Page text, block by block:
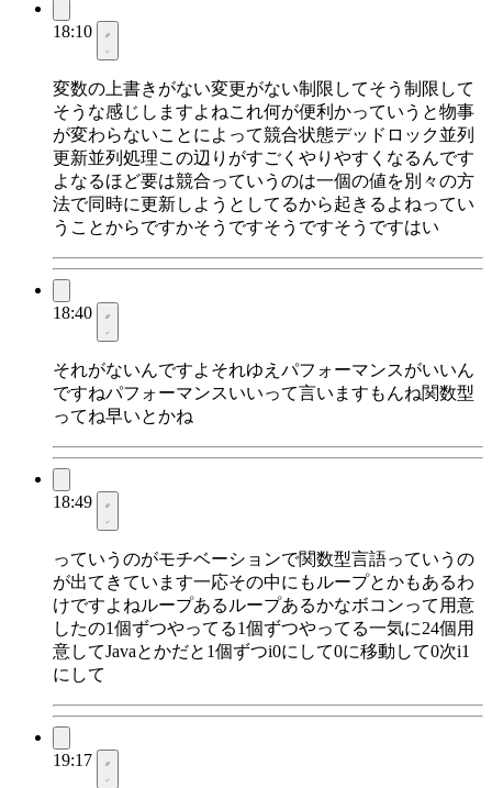
18:10
変数の上書きがない変更がない制限してそう制限して
そうな感じしますよねこれ何が便利かっていうと物事
が変わらないことによって競合状態デッドロック並列
更新並列処理この辺りがすごくやりやすくなるんです
よなるほど要は競合っていうのは一個の値を別々の方
法で同時に更新しようとしてるから起きるよねってい
うことからですかそうですそうですそうですはい
18:40
それがないんですよそれゆえパフォーマンスがいいん
ですねパフォーマンスいいって言いますもんね関数型
ってね早いとかね
18:49
っていうのがモチベーションで関数型言語っていうの
が出てきています一応その中にもループとかもあるわ
けですよねループあるループあるかなボコンって用意
したの1個ずつやってる1個ずつやってる一気に24個用
意してJavaとかだと1個ずつi0にして0に移動して0次i1
にして
19:17